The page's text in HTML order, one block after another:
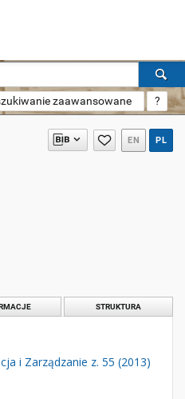
zaawansowane ?
EN PL
STRUKTURA
i Zarządzanie z. 55 (2013)